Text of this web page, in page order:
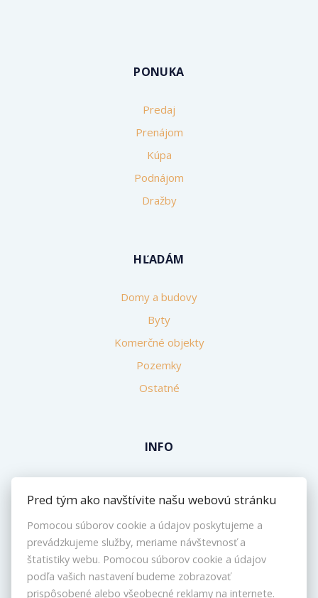
PONUKA
Predaj
Prenájom
Kúpa
Podnájom
Dražby
HĽADÁM
Domy a budovy
Byty
Komerčné objekty
Pozemky
Ostatné
INFO
Napíšte nám
Kontakt
Nastavenie cookies
Pred tým ako navštívite našu webovú stránku
Pomocou súborov cookie a údajov poskytujeme a
prevádzkujeme služby, meriame návštevnosť a
štatistiky webu. Pomocou súborov cookie a údajov
podľa vašich nastavení budeme zobrazovať
prispôsobené alebo všeobecné reklamy na internete.